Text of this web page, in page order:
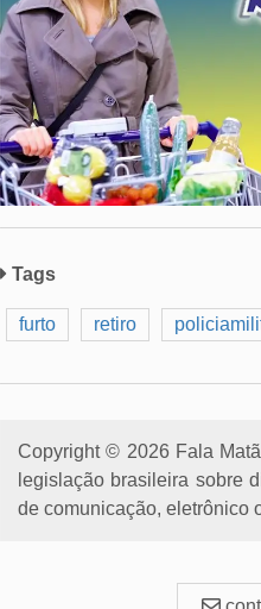
Tags
furto retiro
Copyright © 2026 Fala
legislação brasileira sobre
de comunicação, eletrônico